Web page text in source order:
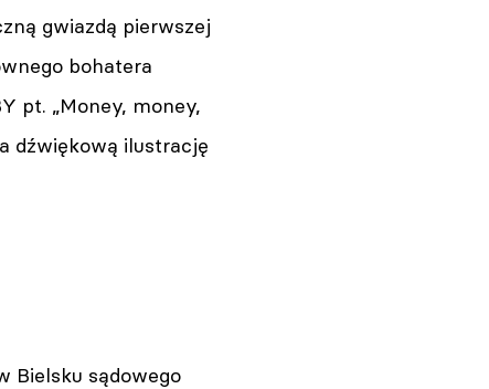
gwiazdą pierwszej
bohatera
pt. „Money, money,
dźwiękową ilustrację
Bielsku sądowego